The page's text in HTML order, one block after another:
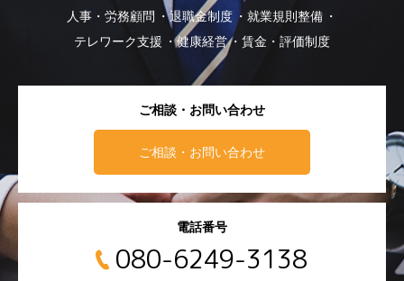
人事・労務顧問 退職金制度
就業規則整備
テレワーク支援
健康経営 賃金・評価制度
ご相談・お問い合わせ
ご相談・お問い合わせ
電話番号
080-6249-3138